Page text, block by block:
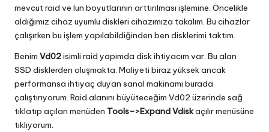
mevcut raid ve lun boyutlarının arttırılması işlemine. Öncelikle
aldığımız cihaz uyumlu diskleri cihazımıza takalım. Bu cihazlar
çalışırken bu işlem yapılabildiğinden ben disklerimi taktım.
Benim Vd02isimli raid yapımda disk ihtiyacım var. Bu alan
SSD disklerden oluşmakta. Maliyeti biraz yüksek ancak
performansa ihtiyaç duyan sanal makinamı burada
çalıştırıyorum. Raid alanını büyüteceğim Vd02 üzerinde sağ
tıklatıp açılan menüden Tools–>Expand Vdiskaçılır menüsüne
tıklıyorum.